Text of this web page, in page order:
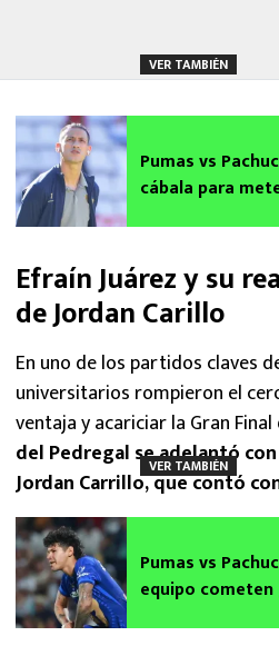
VER TAMBIÉN
Pumas vs
cábala para
Efraín Juárez y su
de Jordan Carillo
En uno de los partidos claves
universitarios rompieron el
ventaja y acariciar la Gran Final
del Pedregal se adelantó
Jordan Carrillo, que contó
VER TAMBIÉN
Pumas vs
equipo